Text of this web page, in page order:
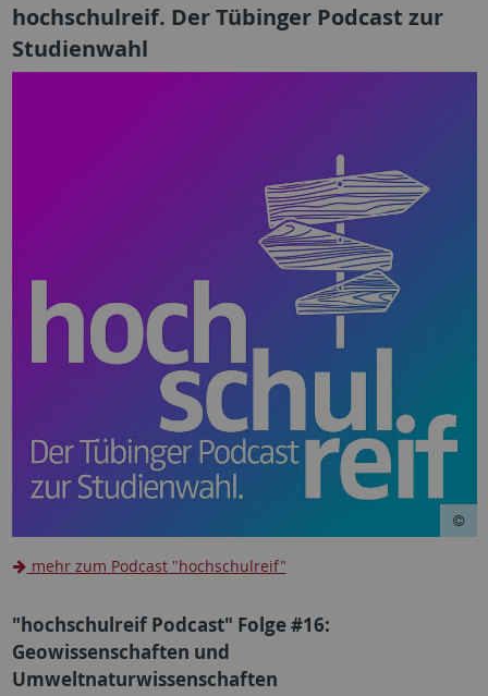
hochschulreif. Der Tübinger Podcast zur
Studienwahl
mehr zum Podcast "hochschulreif"
"hochschulreif Podcast" Folge #16:
Geowissenschaften und
Umweltnaturwissenschaften